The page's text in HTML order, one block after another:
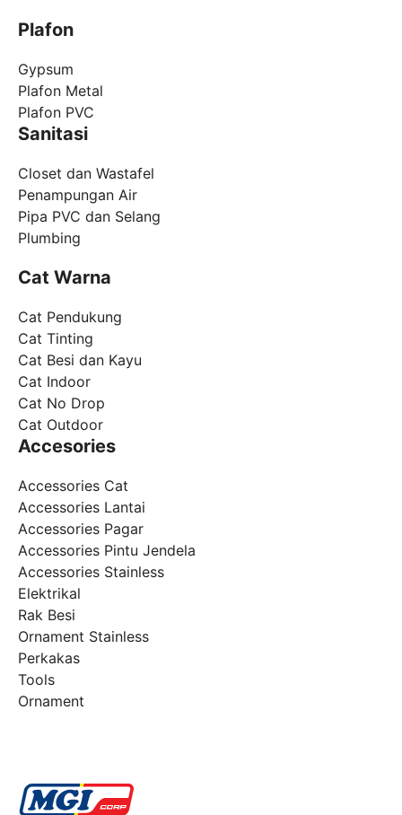
Plafon
Gypsum
Plafon Metal
Plafon PVC
Sanitasi
Closet dan Wastafel
Penampungan Air
Pipa PVC dan Selang
Plumbing
Cat Warna
Cat Pendukung
Cat Tinting
Cat Besi dan Kayu
Cat Indoor
Cat No Drop
Cat Outdoor
Accesories
Accessories Cat
Accessories Lantai
Accessories Pagar
Accessories Pintu Jendela
Accessories Stainless
Elektrikal
Rak Besi
Ornament Stainless
Perkakas
Tools
Ornament